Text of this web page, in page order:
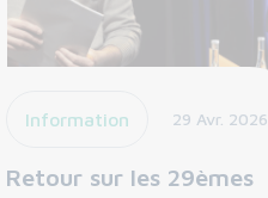
Information 29 Avr. 2026
Retour sur les 29èmes